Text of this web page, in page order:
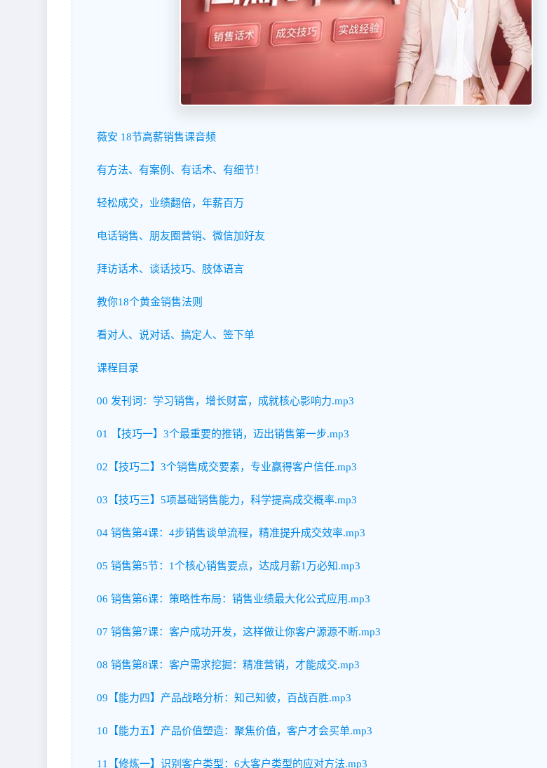
薇安 18节高薪销售课音频
有方法、有案例、有话术、有细节！
轻松成交，业绩翻倍，年薪百万
电话销售、朋友圈营销、微信加好友
拜访话术、谈话技巧、肢体语言
教你18个黄金销售法则
看对人、说对话、搞定人、签下单
课程目录
00 发刊词：学习销售，增长财富，成就核心影响力.mp3
01 【技巧一】3个最重要的推销，迈出销售第一步.mp3
02【技巧二】3个销售成交要素，专业赢得客户信任.mp3
03【技巧三】5项基础销售能力，科学提高成交概率.mp3
04 销售第4课：4步销售谈单流程，精准提升成交效率.mp3
05 销售第5节：1个核心销售要点，达成月薪1万必知.mp3
06 销售第6课：策略性布局：销售业绩最大化公式应用.mp3
07 销售第7课：客户成功开发，这样做让你客户源源不断.mp3
08 销售第8课：客户需求挖掘：精准营销，才能成交.mp3
09【能力四】产品战略分析：知己知彼，百战百胜.mp3
10【能力五】产品价值塑造：聚焦价值，客户才会买单.mp3
11【修炼一】识别客户类型：6大客户类型的应对方法.mp3